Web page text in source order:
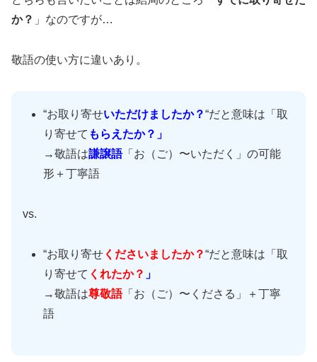
か？ 」なのですが…
敬語の使い方に違いあり。
“お取り寄せいただけましたか？“だと意味は「取
り寄せて もらえたか？」
→敬語は謙譲語「お（ご）〜いただく」の可能
形＋丁寧語
vs.
“お取り寄せ くださいましたか？“だと意味は「取
り寄せて くれたか？ 」
→敬語は尊敬語「お（ご）〜くださる」＋丁寧
語